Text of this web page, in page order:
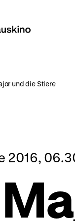
und die Stiere
2016,